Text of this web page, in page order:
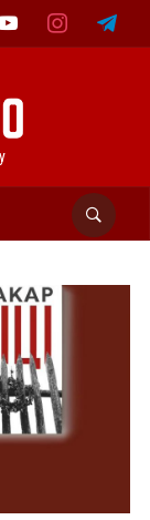
instagramtelegram